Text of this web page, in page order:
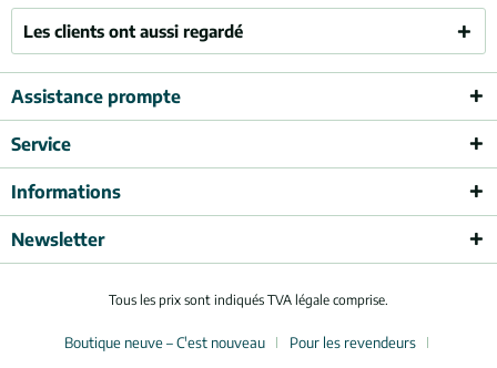
Les clients ont aussi regardé
Assistance prompte
Service
Informations
Newsletter
Tous les prix sont indiqués TVA légale comprise.
Boutique neuve – C'est nouveau
Pour les revendeurs